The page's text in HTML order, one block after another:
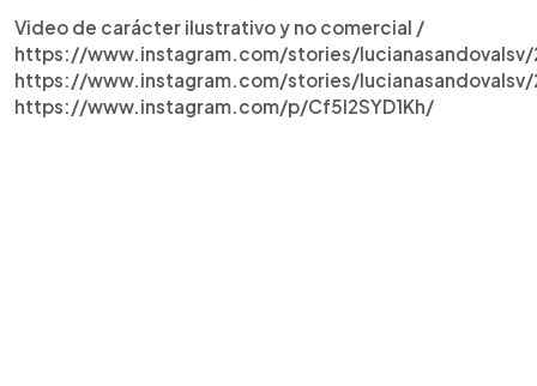
Video de carácter ilustrativo y no comercial /
https://www.instagram.com/stories/lucianasandovalsv/
https://www.instagram.com/stories/
https://www.instagram.com/p/Cf5l2SYD1Kh/